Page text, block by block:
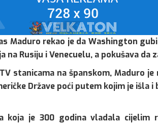
Maduro rekao je da Washington
na Rusiju i Venecuelu, a pokušava da
stanicama na španskom, Maduro je
Države poći putem kojim je išla
koja je 300 godina vladala cijelim